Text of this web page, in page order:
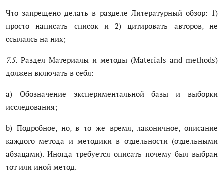
Что запрещено делать в разделе Литературный обзор: 1)
просто написать список и 2) цитировать авторов, не
ссылаясь на них;
7.5. Раздел Материалы и методы (Materials and methods)
должен включать в себя:
a) Обозначение экспериментальной базы и выборки
исследования;
b) Подробное, но, в то же время, лаконичное, описание
каждого метода и методики в отдельности (отдельными
абзацами). Иногда требуется описать почему был выбран
тот или иной метод.